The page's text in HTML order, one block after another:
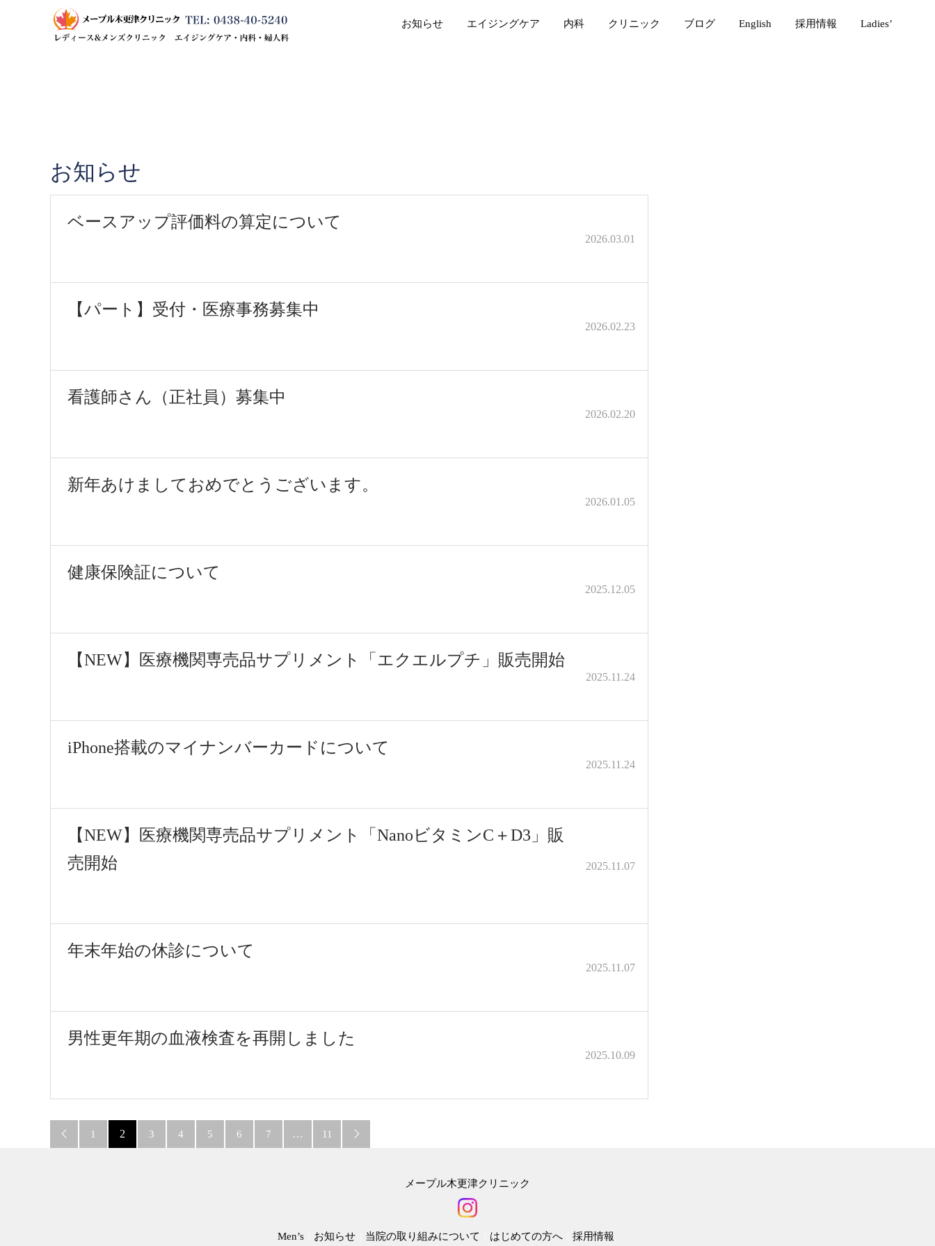
お知らせ エイジングケア 内科 クリニック ブログ English 採用情報 Ladies’
お知らせ
ベースアップ評価料の算定について
2026.03.01
【パート】受付・医療事務募集中
2026.02.23
看護師さん（正社員）募集中
2026.02.20
新年あけましておめでとうございます。
2026.01.05
健康保険証について
2025.12.05
【NEW】医療機関専売品サプリメント「エクエルプチ」販売開始
2025.11.24
iPhone搭載のマイナンバーカードについて
2025.11.24
【NEW】医療機関専売品サプリメント「NanoビタミンC＋D3」販
売開始
2025.11.07
年末年始の休診について
2025.11.07
男性更年期の血液検査を再開しました
2025.10.09
 1 2 3 4 5 6 7 … 11 
メープル木更津クリニック
Men’s お知らせ 当院の取り組みについて はじめての方へ 採用情報